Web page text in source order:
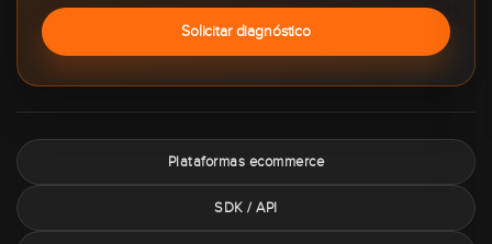
Solicitar diagnóstico
Plataformas ecommerce
SDK / API